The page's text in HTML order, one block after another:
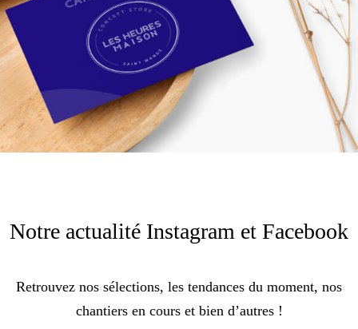
Notre actualité Instagram et Facebook
Retrouvez nos sélections, les tendances du moment, nos
chantiers en cours et bien d’autres !